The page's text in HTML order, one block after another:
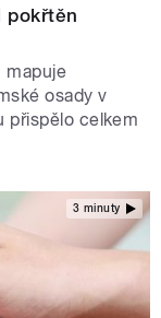
pokřtěn
mapuje
osady v
přispělo celkem
3 minuty